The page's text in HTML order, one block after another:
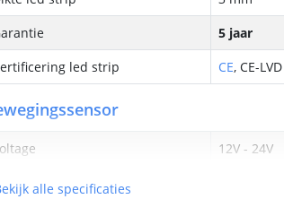
5 jaar
led strip
CE,CE-
12V - 24V
output
alle specificaties